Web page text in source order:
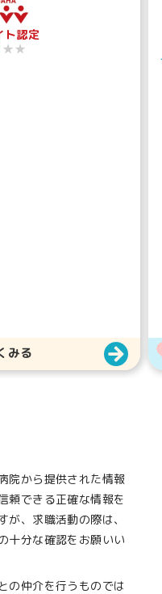
ト認定
★★
みる
院から提供された情報
頼できる正確な情報を
、求職活動の際は、
十分な確認をお願いい
の仲介を行うものでは